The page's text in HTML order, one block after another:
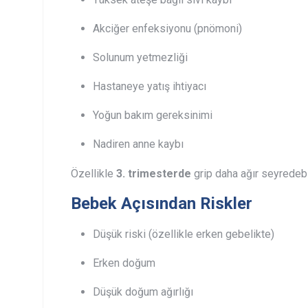
Akciğer enfeksiyonu (pnömoni)
Solunum yetmezliği
Hastaneye yatış ihtiyacı
Yoğun bakım gereksinimi
Nadiren anne kaybı
Özellikle 3. trimesterde grip daha ağır
Bebek Açısından Riskler
Düşük riski (özellikle erken gebelikte)
Erken doğum
Düşük doğum ağırlığı